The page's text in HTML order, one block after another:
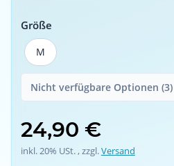
Größe
M
M
Nicht verfügbare Optionen (3)
24,90 €
inkl. 20% USt. , zzgl.Versand